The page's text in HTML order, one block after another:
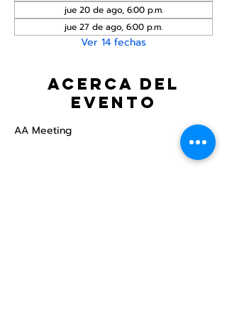
jue 20 de ago, 6:00 p.m.
jue 27 de ago, 6:00 p.m.
Ver 14 fechas
Acerca del
evento
AA Meeting